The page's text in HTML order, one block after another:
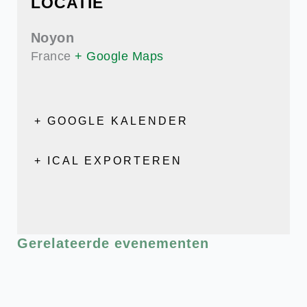
Noyon
France + Google Maps
+ GOOGLE KALENDER
+ ICAL EXPORTEREN
Gerelateerde evenementen